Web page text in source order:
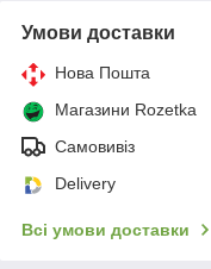
Умови доставки
Нова Пошта
Магазини Rozetka
Самовивіз
Delivery
Всі умови доставки